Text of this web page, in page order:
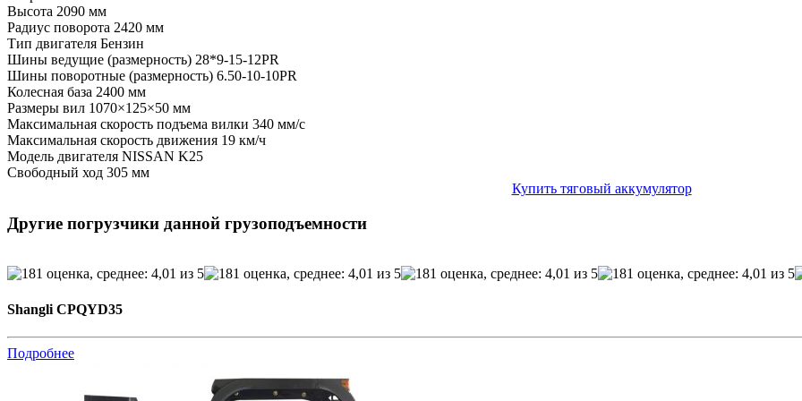
Высота 2090 мм
Радиус поворота 2420 мм
Тип двигателя Бензин
Шины ведущие (размерность) 28*9-15-12PR
Шины поворотные (размерность) 6.50-10-10PR
Колесная база 2400 мм
Размеры вил 1070×125×50 мм
Максимальная скорость подъема вилки 340 мм/с
Максимальная скорость движения 19 км/ч
Модель двигателя NISSAN K25
Свободный ход 305 мм
Купить тяговый аккумулятор
Другие погрузчики данной грузоподъемности
Shangli CPQYD35
Подробнее